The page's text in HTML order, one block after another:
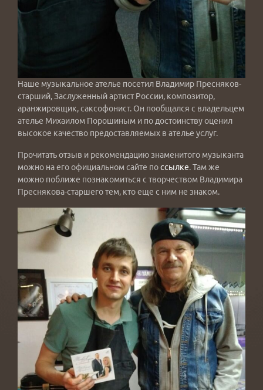
Наше музыкальное ателье посетил Владимир Пресняков-
старший, Заслуженный артист России, композитор,
аранжировщик, саксофонист. Он пообщался с владельцем
ателье Михаилом Порошиным и по достоинству оценил
высокое качество предоставляемых в ателье услуг.
Прочитать отзыв и рекомендацию знаменитого музыканта
можно на его официальном сайте поссылке. Там же
можно поближе познакомиться с творчеством Владимира
Преснякова-старшего тем, кто еще с ним не знаком.